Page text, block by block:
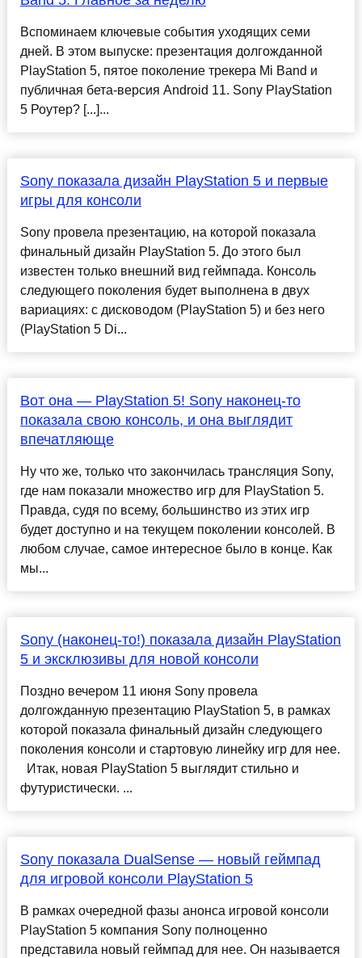
Вспоминаем ключевые события уходящих семи
дней. В этом выпуске: презентация долгожданной
PlayStation 5, пятое поколение трекера Mi Band и
публичная бета-версия Android 11. Sony PlayStation
5 Роутер? [...]...
Sony показала дизайн PlayStation 5 и первые
игры для консоли
Sony провела презентацию, на которой показала
финальный дизайн PlayStation 5. До этого был
известен только внешний вид геймпада. Консоль
следующего поколения будет выполнена в двух
вариациях: с дисководом (PlayStation 5) и без него
(PlayStation 5 Di...
Вот она — PlayStation 5! Sony наконец-то
показала свою консоль, и она выглядит
впечатляюще
Ну что же, только что закончилась трансляция Sony,
где нам показали множество игр для PlayStation 5.
Правда, судя по всему, большинство из этих игр
будет доступно и на текущем поколении консолей. В
любом случае, самое интересное было в конце. Как
мы...
Sony (наконец-то!) показала дизайн PlayStation
5 и эксклюзивы для новой консоли
Поздно вечером 11 июня Sony провела
долгожданную презентацию PlayStation 5, в рамках
которой показала финальный дизайн следующего
поколения консоли и стартовую линейку игр для нее.
Итак, новая PlayStation 5 выглядит стильно и
футуристически. ...
Sony показала DualSense — новый геймпад
для игровой консоли PlayStation 5
В рамках очередной фазы анонса игровой консоли
PlayStation 5 компания Sony полноценно
представила новый геймпад для нее. Он называется